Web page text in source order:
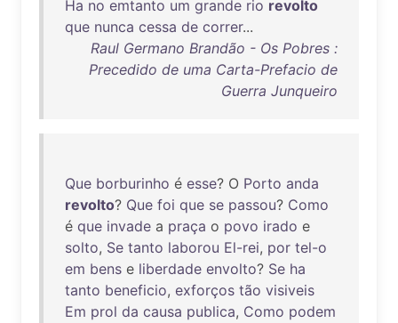
Ha no emtanto um grande rio revolto
que nunca cessa de correr...
Raul Germano Brandão - Os Pobres :
Precedido de uma Carta-Prefacio de
Guerra Junqueiro
Que borburinho é esse? O Porto anda
revolto? Que foi que se passou? Como
é que invade a praça o povo irado e
solto, Se tanto laborou El-rei, por tel-o
em bens e liberdade envolto? Se ha
tanto beneficio, exforços tão visiveis
Em prol da causa publica, Como podem